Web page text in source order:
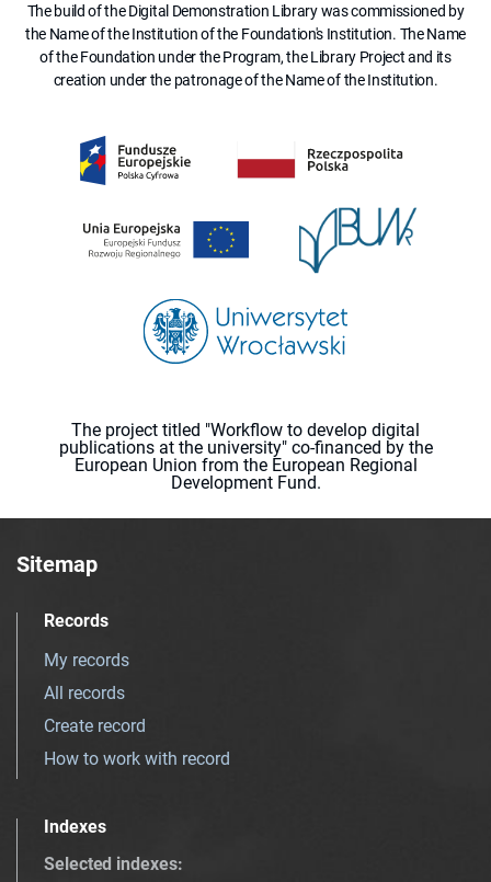
The build of the Digital Demonstration Library was commissioned by
the Name of the Institution of the Foundation's Institution. The Name
of the Foundation under the Program, the Library Project and its
creation under the patronage of the Name of the Institution.
The project titled "Workflow to develop digital
publications at the university" co-financed by the
European Union from the European Regional
Development Fund.
Sitemap
Records
My records
All records
Create record
How to work with record
Indexes
Selected indexes: